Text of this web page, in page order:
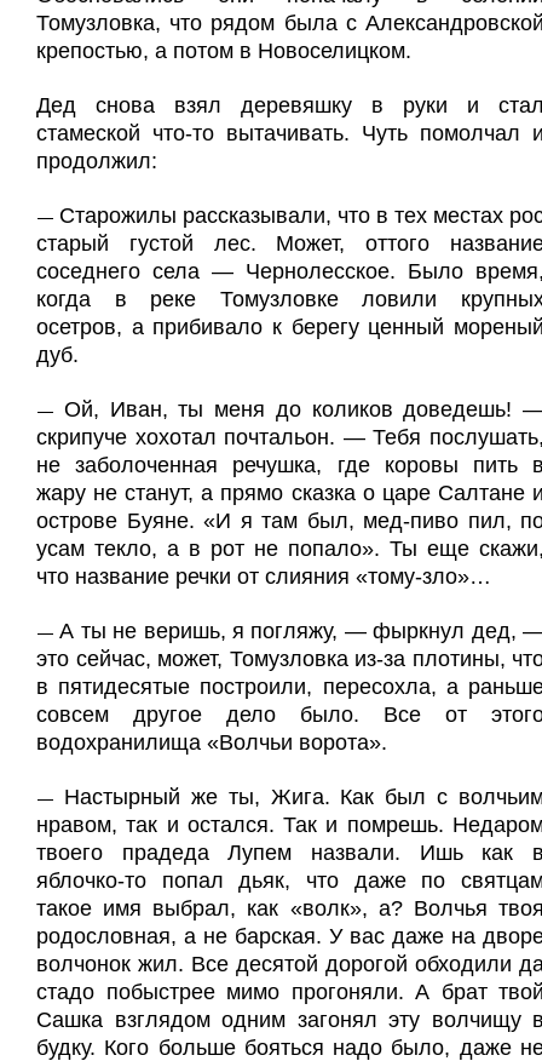
Томузловка, что рядом была с
крепостью, а потом в Новоселицком.
Дед снова взял деревяшку в руки и
стамеской что-то вытачивать. Чуть помолчал
продолжил:
— Старожилы рассказывали, что в тех местах
старый густой лес. Может, оттого
соседнего села — Чернолесское. Было
когда в реке Томузловке ловили
осетров, а прибивало к берегу ценный
дуб.
— Ой, Иван, ты меня до коликов доведешь!
скрипуче хохотал почтальон. — Тебя
не заболоченная речушка, где коровы пить
жару не станут, а прямо сказка о царе Салтане
острове Буяне. «И я там был, мед-пиво пил,
усам текло, а в рот не попало». Ты еще
что название речки от слияния «тому-зло»…
—А ты не веришь, я погляжу, — фыркнул дед,
это сейчас, может, Томузловка из-за плотины,
в пятидесятые построили, пересохла, а
совсем другое дело было. Все от
водохранилища «Волчьи ворота».
— Настырный же ты, Жига. Как был с
нравом, так и остался. Так и помрешь.
твоего прадеда Лупем назвали. Ишь как
яблочко-то попал дьяк, что даже по
такое имя выбрал, как «волк», а? Волчья
родословная, а не барская. У вас даже на
волчонок жил. Все десятой дорогой обходили
стадо побыстрее мимо прогоняли. А брат
Сашка взглядом одним загонял эту волчищу
будку. Кого больше бояться надо было, даже